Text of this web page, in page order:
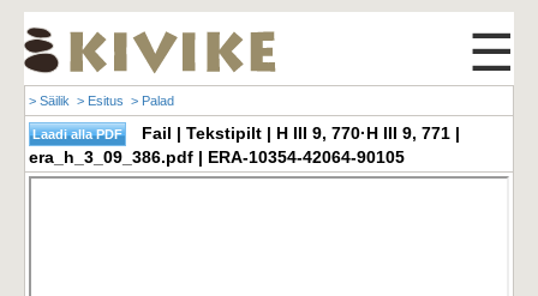
☰
> Säilik > Esitus > Palad
Fail | Tekstipilt | H III 9, 770·H III 9, 771 |
era_h_3_09_386.pdf | ERA-10354-42064-90105